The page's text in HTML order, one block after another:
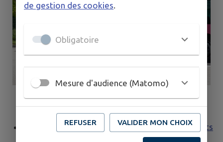
Sncf connect : Réserver en temps réel vos tickets
de gestion des cookies.
Obligatoire
Mesure d'audience (Matomo)
REFUSER VALIDER MON CHOIX